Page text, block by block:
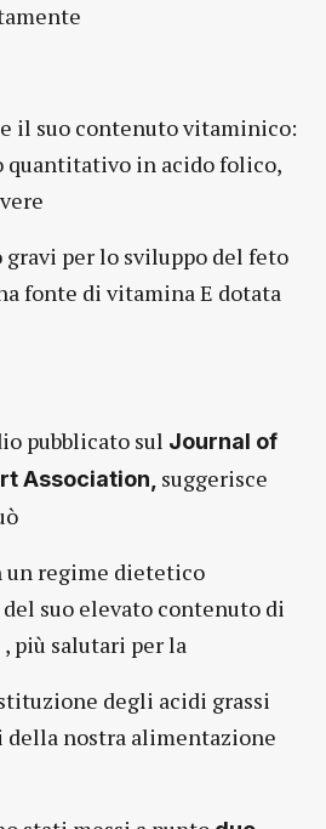
il suo contenuto vitaminico:
quantitativo in acido folico,
per lo sviluppo del feto
fonte di vitamina E dotata
pubblicato sul Journal of
Association, suggerisce
un regime dietetico
suo elevato contenuto di
più salutari per la
degli acidi grassi
nostra alimentazione